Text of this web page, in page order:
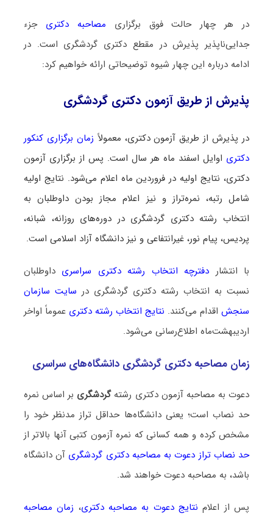
در هر چهار حالت فوق برگزاری مصاحبه دکتری جزء
جدایی‌ناپذیر پذیرش در مقطع دکتری گردشگری است. در
ادامه درباره این چهار شیوه توضیحاتی ارائه خواهیم کرد:
پذیرش از طریق آزمون دکتری گردشگری
در پذیرش از طریق آزمون دکتری، معمولاً زمان برگزاری کنکور
دکتری اوایل اسفند ماه هر سال است. پس از برگزاری آزمون
دکتری، نتایج اولیه در فروردین ماه اعلام می‌شود. نتایج اولیه
شامل رتبه، نمره‌تراز و نیز اعلام مجاز بودن داوطلبان به
انتخاب رشته دکتری گردشگری در دوره‌های روزانه، شبانه،
پردیس، پیام نور، غیرانتفاعی و نیز دانشگاه آزاد اسلامی است.
با انتشار دفترچه انتخاب رشته دکتری سراسری داوطلبان
نسبت به انتخاب رشته دکتری گردشگری در سایت سازمان
سنجشاقدام می‌کنند. نتایج انتخاب رشته دکتری عموماً اواخر
اردیبهشت‌ماه اطلاع‌رسانی می‌شود.
زمان مصاحبه دکتری گردشگری دانشگاه‌های سراسری
دعوت به مصاحبه آزمون دکتری رشتهگردشگری بر اساس نمره
حد نصاب است؛ یعنی دانشگاه‌ها حداقل تراز مدنظر خود را
مشخص کرده و همه کسانی که نمره آزمون کتبی آنها بالاتر از
حد نصاب تراز دعوت به مصاحبه دکتری گردشگری آن دانشگاه
باشد، به مصاحبه دعوت خواهند شد.
پس از اعلام نتایج دعوت به مصاحبه دکتری، زمان مصاحبه